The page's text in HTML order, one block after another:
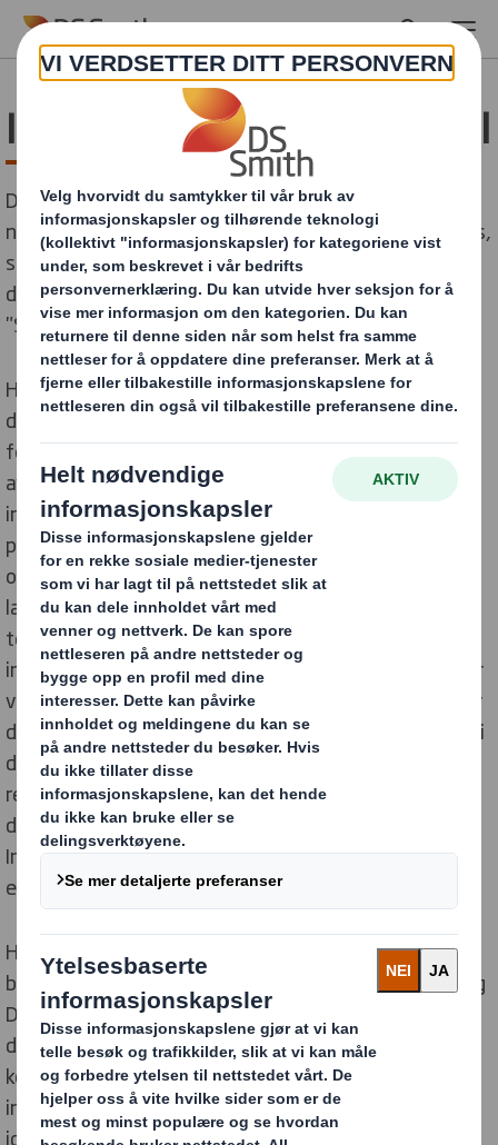
Skip to main content
Informasjonskapsel-varsel
Dette varselet gjelder for alle brukere av dette
nettstedet eller ethvert sted hvor dette varselet vises,
som eies av DS Smith og dets divisjoner,
datterselskaper og tilknyttede selskaper (samlet kalt
"Selskapet").
Hos DS Smith starter vår tilnærming til personvern og
databeskyttelse med en av våre kjerneverdier: vi er
forpliktet til å gjøre de riktige tingene, på riktig måte,
av de riktige grunnene, hele tiden. Vårt selskap samler
inn, bruker, lagrer og beskytter dine
personopplysninger i samsvar med sine etiske verdier
og i henhold til gjeldende databeskyttelseslovgivning i
landene det opererer i. Vårt selskap har implementert
tekniske og organisatoriske tiltak for å beskytte all
informasjon vi måtte samle inn. Jurisdiksjoner innenfor
visse jurisdiksjoner kan kreve at vårt selskap supplerer
dette varselet og overholder lokale lover, og ingenting i
dette varselet er ment å begrense selskapets
rettigheter og plikter eller rettighetene til
datasubjekter etter obligatoriske lokale lover.
Ingenting i dette varselet er ment å danne en kontrakt
eller lignende.
Hvis du befinner deg i en jurisdiksjon som anerkjenner
begrepet dataansvarlig eller lignende, er dataansvarlig
DS Smith Company og/eller dets relevante divisjoner,
datterselskaper og tilknyttede selskaper som har
kontakt med deg. "Personopplysninger" betyr all
informasjon knyttet til en identifisert eller
identifiserbar person.